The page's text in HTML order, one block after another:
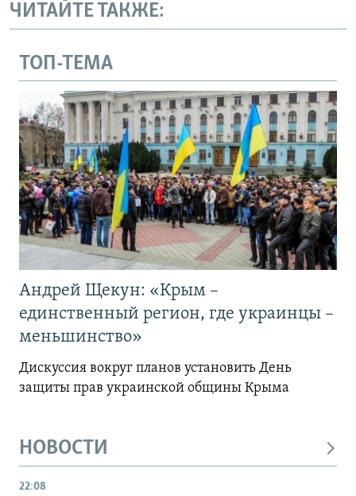
ЧИТАЙТЕ ТАКЖЕ:
ТОП-ТЕМА
Андрей Щекун: «Крым –
единственный регион, где украинцы –
меньшинство»
Дискуссия вокруг планов установить День
защиты прав украинской общины Крыма
НОВОСТИ
22:08